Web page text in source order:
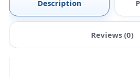
Description
Reviews (0)